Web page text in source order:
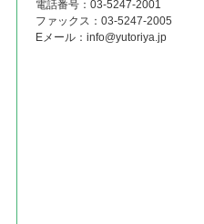
電話番号： 03-5247-2001
ファックス： 03-5247-2005
Eメール： info@yutoriya.jp